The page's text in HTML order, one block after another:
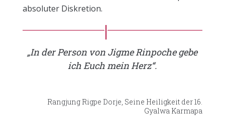
absoluter Diskretion.
„In der Person von Jigme Rinpoche gebe
ich Euch mein Herz“.
Rangjung Rigpe Dorje, Seine Heiligkeit der 16.
Gyalwa Karmapa